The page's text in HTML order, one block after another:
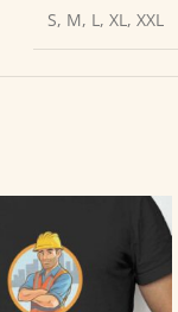
S, M, L, XL, XXL